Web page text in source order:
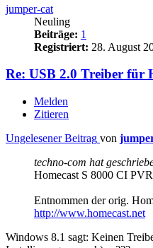
jumper-cat
Neuling
Beiträge: 1
Registriert: 28. August
Re: USB 2.0 Treiber für
Melden
Zitieren
Ungelesener Beitrag von
techno-com hat
Homecast S 8000 CI PVR
Entnommen der orig.
http://www.homecast.net
Windows 8.1 sagt: Keinen